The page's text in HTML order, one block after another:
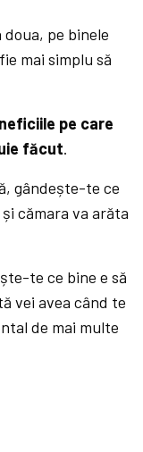
pe binele
mai simplu să
pe care
făcut.
gândește-te ce
cămara va arăta
te ce bine e să
vei avea când te
de mai multe